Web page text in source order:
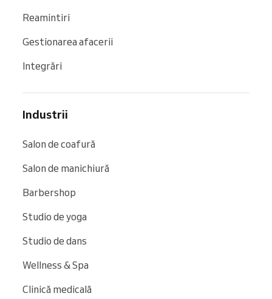
Reamintiri
Gestionarea afacerii
Integrări
Industrii
Salon de coafură
Salon de manichiură
Barbershop
Studio de yoga
Studio de dans
Wellness & Spa
Clinică medicală